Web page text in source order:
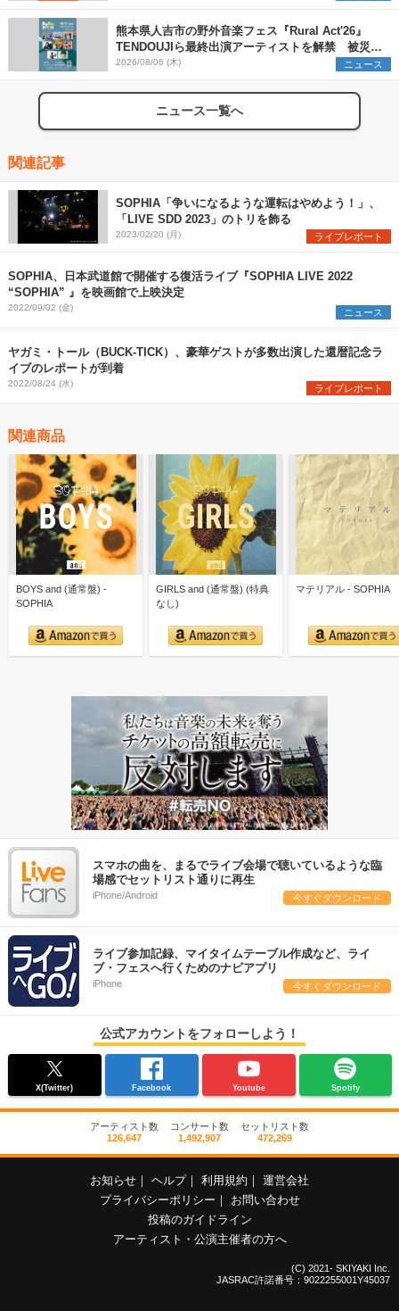
熊本県人吉市の野外音楽フェス『Rural Act'26』
TENDOUJIら最終出演アーティストを解禁 被災地
支援プロジェクトの始動も発表
2026/08/06 (木) ニュース
ニュース一覧へ
関連記事
SOPHIA「争いになるような運転はやめよう！」、
「LIVE SDD 2023」のトリを飾る
2023/02/20 (月) ライブレポート
SOPHIA、日本武道館で開催する復活ライブ『SOPHIA LIVE 2022
“SOPHIA” 』を映画館で上映決定
2022/09/02 (金) ニュース
ヤガミ・トール（BUCK-TICK）、豪華ゲストが多数出演した還暦記念ラ
イブのレポートが到着
2022/08/24 (水) ライブレポート
関連商品
BOYS and (通常盤) -
SOPHIA
GIRLS and (通常盤) (特典
なし)
マテリアル - SOPHIA
スマホの曲を、まるでライブ会場で聴いているような臨
場感でセットリスト通りに再生
iPhone/Android 今すぐダウンロード
ライブ参加記録、マイタイムテーブル作成など、ライ
ブ・フェスへ行くためのナビアプリ
iPhone 今すぐダウンロード
公式アカウントをフォローしよう！
X(Twitter) Facebook Youtube Spotify
アーティスト数
126,647
コンサート数
1,492,907
セットリスト数
472,269
お知らせ ヘルプ 利用規約
運営会社
プライバシーポリシー
お問い合わせ
投稿のガイドライン
アーティスト・公演主催者の方へ
(C) 2021- SKIYAKI Inc.
JASRAC許諾番号：9022255001Y45037